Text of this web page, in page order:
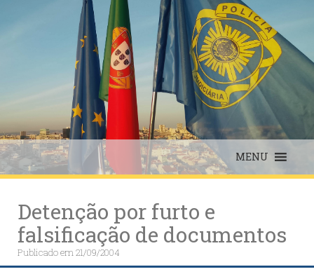
MENU
Detenção por furto e
falsificação de documentos
Publicado em21/09/2004